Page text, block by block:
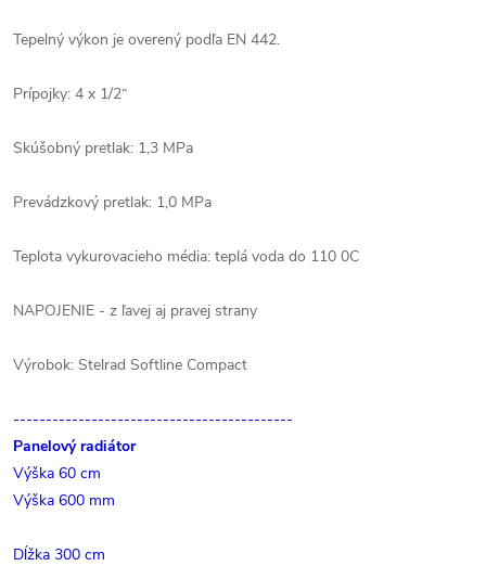
Tepelný výkon je overený podľa EN 442.
Prípojky: 4 x 1/2“
Skúšobný pretlak: 1,3 MPa
Prevádzkový pretlak: 1,0 MPa
Teplota vykurovacieho média: teplá voda do 110 0C
NAPOJENIE - z ľavej aj pravej strany
Výrobok: Stelrad Softline Compact
-------------------------------------------
Panelový radiátor
Výška 60 cm
Výška 600 mm
Dĺžka 300 cm